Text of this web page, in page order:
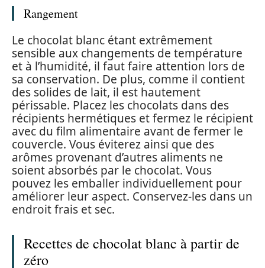
Rangement
Le chocolat blanc étant extrêmement
sensible aux changements de température
et à l’humidité, il faut faire attention lors de
sa conservation. De plus, comme il contient
des solides de lait, il est hautement
périssable. Placez les chocolats dans des
récipients hermétiques et fermez le récipient
avec du film alimentaire avant de fermer le
couvercle. Vous éviterez ainsi que des
arômes provenant d’autres aliments ne
soient absorbés par le chocolat. Vous
pouvez les emballer individuellement pour
améliorer leur aspect. Conservez-les dans un
endroit frais et sec.
Recettes de chocolat blanc à partir de
zéro